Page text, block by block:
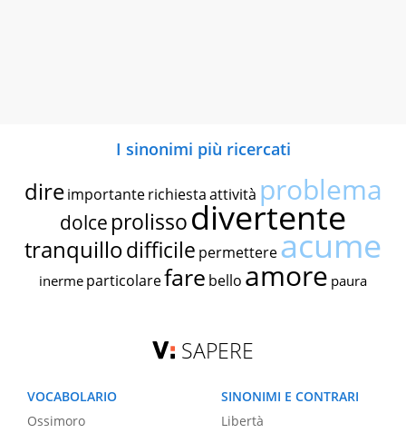
I sinonimi più ricercati
dire importante richiestaattività problema
dolce prolissodivertente
tranquillodifficile permettereacume
inerme particolarefare bello amore paura
SAPERE
VOCABOLARIO
Ossimoro
SINONIMI E CONTRARI
Libertà